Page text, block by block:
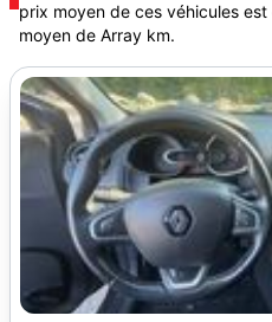
prix moyen de ces véhicules
moyen de Array km.